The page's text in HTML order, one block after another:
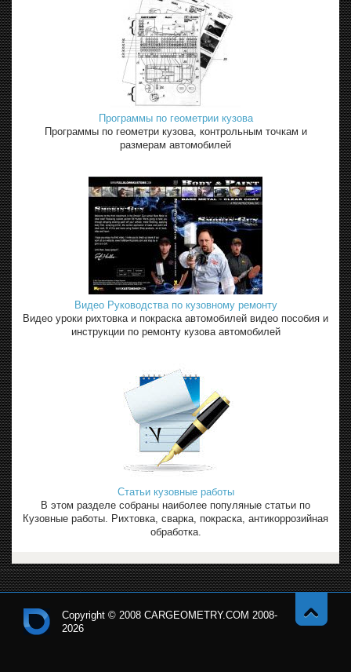
Программы по геометрии кузова
Программы по геометри кузова, контрольным точкам и
размерам автомобилей
Видео Руководства по кузовному ремонту
Видео уроки рихтовка и покраска автомобилей видео пособия и
инструкции по ремонту кузова автомобилей
Статьи кузовные работы
В этом разделе собраны наиболее популяные статьи по
Кузовные работы. Рихтовка, сварка, покраска, антикоррозийная
обработка.
Copyright © 2008 CARGEOMETRY.COM 2008-
2026